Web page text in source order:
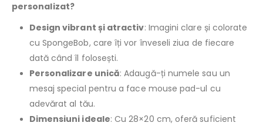
personalizat?
Design vibrant și atractiv: Imagini clare și colorate
cu SpongeBob, care îți vor înveseli ziua de fiecare
dată când îl folosești.
Personalizare unică: Adaugă-ți numele sau un
mesaj special pentru a face mouse pad-ul cu
adevărat al tău.
Dimensiuni ideale: Cu 28×20 cm, oferă suficient